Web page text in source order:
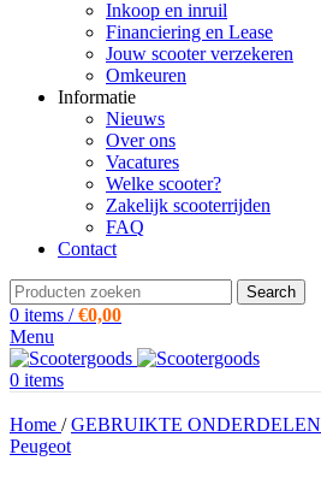
Inkoop en inruil
Financiering en Lease
Jouw scooter verzekeren
Omkeuren
Informatie
Nieuws
Over ons
Vacatures
Welke scooter?
Zakelijk scooterrijden
FAQ
Contact
Search
0 items / €0,00
Menu
0 items
Home / GEBRUIKTE ONDERDELEN
Peugeot